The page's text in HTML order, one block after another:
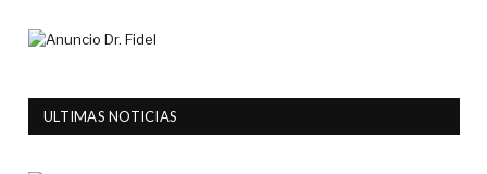
ULTIMAS NOTICIAS